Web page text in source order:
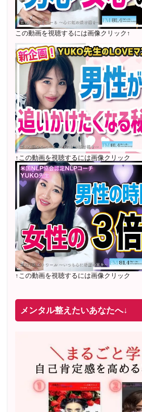
ン1000名以上参加
〜2024年7月 恋愛テキスト動画セ
2022年7月〜12月 グループセッシ
様随時満席
2022年4月 米国NLP協会認定NLP
力開発協会認定NLPコーチ資格取
この動画を視聴するには画像クリック↑
↑この動画を視聴するには画像クリック
↑この動画を視聴するには画像クリック
メンタル整えたいあなたへ↓